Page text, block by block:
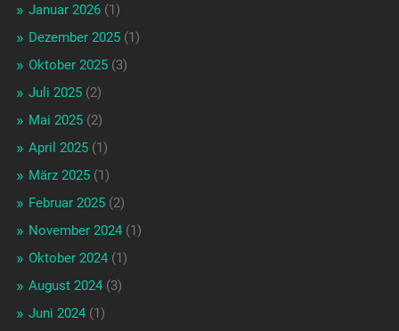
Januar 2026(1)
Dezember 2025(1)
Oktober 2025(3)
Juli 2025(2)
Mai 2025(2)
April 2025(1)
März 2025(1)
Februar 2025(2)
November 2024(1)
Oktober 2024(1)
August 2024(3)
Juni 2024(1)